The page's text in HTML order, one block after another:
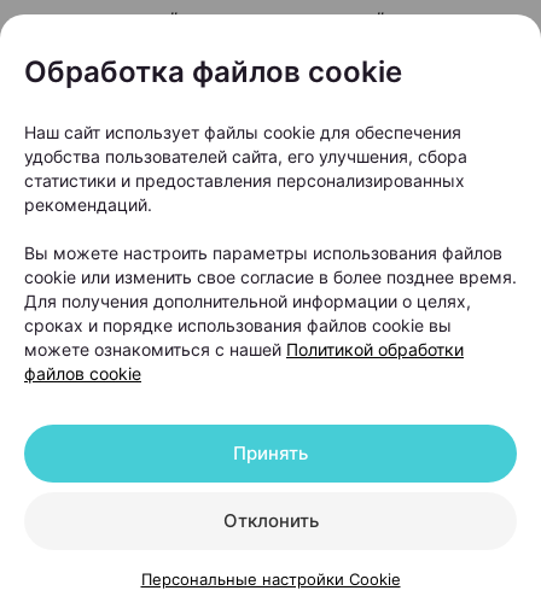
специальных "разрешенных днях" просто не
— подчеркивает Светлана
Чернушевич.
Главная задача любой программы снижения веса
— не выдержать несколько недель строгих
ограничений, а найти такой режим питания,
которого получится придерживаться месяцами и
даже годами. Именно поэтому сегодня многие
специалисты считают, что хорошо
сбалансированный рацион работает эффективнее,
чем регулярные читмилы.
Следите за нами в соцсетях
Обработка файлов cookie
Наш сайт использует файлы cookie для обеспечения
удобства пользователей сайта, его улучшения, сбора
статистики и предоставления персонализированных
рекомендаций.
Вы можете настроить параметры использования файлов
cookie или изменить свое согласие в более позднее время.
Для получения дополнительной информации о целях,
сроках и порядке использования файлов cookie вы
можете ознакомиться с нашей Политикой обработки
файлов cookie
Отклонить
Принять
Персональные настройки Cookie